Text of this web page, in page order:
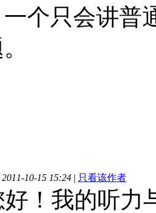
个只会讲普
10-15 15:24 | 只看该作者
好！我的听力